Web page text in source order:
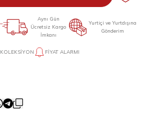
Aynı Gün
Ücretsiz Kargo
İmkanı
Yurtiçi ve Yurtdışına
Gönderim
KOLEKSIYON FIYAT ALARMI